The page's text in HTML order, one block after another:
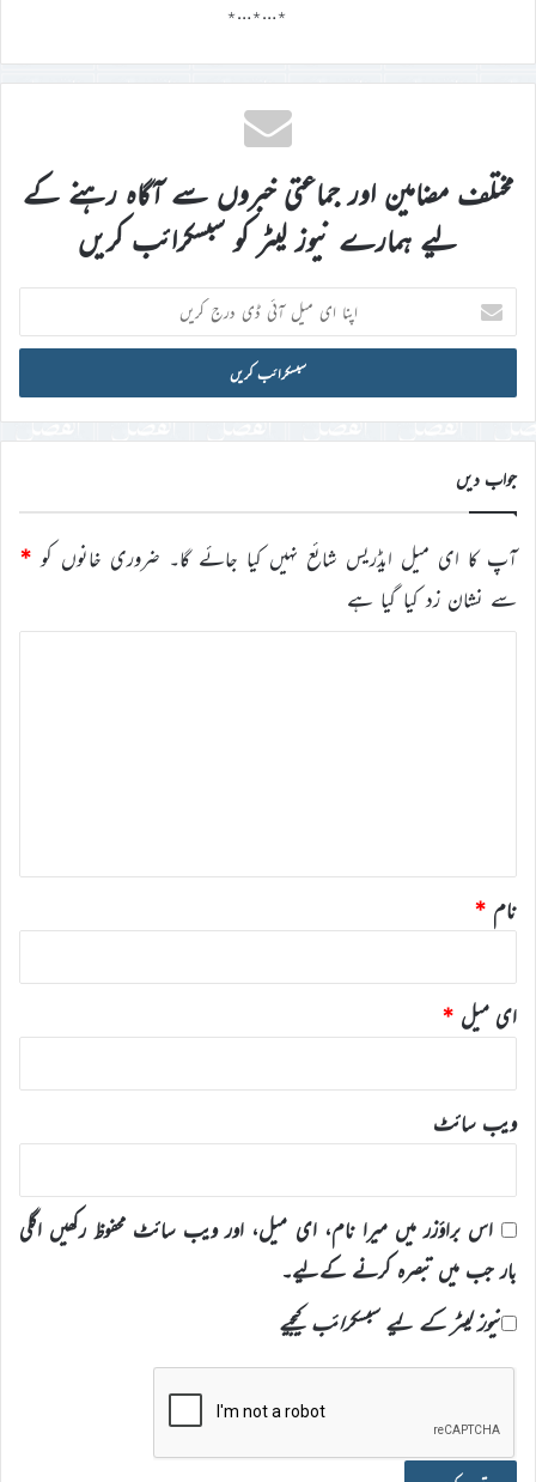
٭…٭…٭
مختلف مضامین اور جماعتی خبروں سے آگاہ رہنے کے
لیے ہمارے نیوز لیٹر کو سبسکرائب کریں
اپنا
ای
میل
ڈی
درج
کریں
جواب دیں
آپ کا ای میل ایڈریس شائع نہیں کیا جائے گا۔ ضروری خانوں کو *
سے نشان زد کیا گیا ہے
نام *
ای میل *
ویب‌ سائٹ
اس براؤزر میں میرا نام، ای میل، اور ویب سائٹ محفوظ رکھیں اگلی
بار جب میں تبصرہ کرنے کےلیے۔
نیوز لیٹر کے لیے سبسکرائب کیجیے